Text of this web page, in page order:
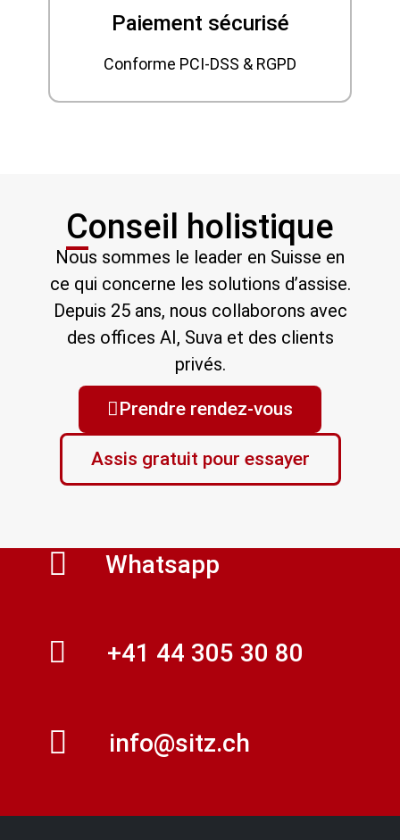
Paiement sécurisé
Conforme PCI-DSS & RGPD
Conseil holistique
Nous sommes le leader en Suisse en
ce qui concerne les solutions d’assise.
Depuis 25 ans, nous collaborons avec
des offices AI, Suva et des clients
privés.
Prendre rendez-vous
Assis gratuit pour essayer
Whatsapp
+41 44 305 30 80
info@sitz.ch